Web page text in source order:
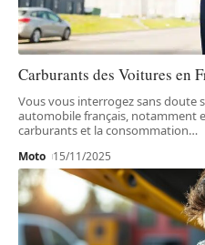
Carburants des Voitures en
Vous vous interrogez sans doute
automobile français, notamment
carburants et la consommation…
Moto 15/11/2025